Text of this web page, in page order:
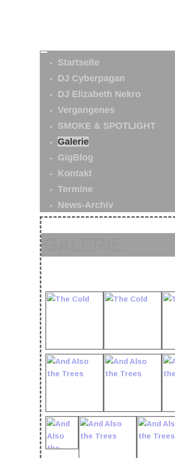
Startseite
DJ Cyberpagan
DJ Elizabeth Nekro
Vergangenes
SMOKE & SPOTLIGHT
Galerie
GigBlog
Kontakt
Termine
News-Archiv